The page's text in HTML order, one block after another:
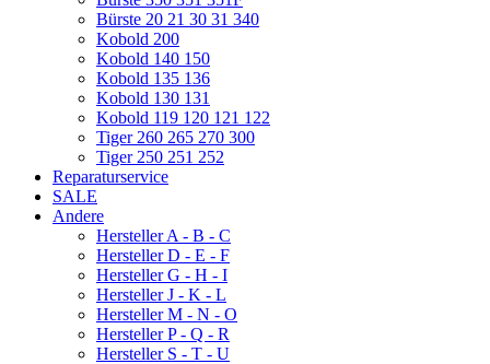
Bürste 20 21 30 31 340
Kobold 200
Kobold 140 150
Kobold 135 136
Kobold 130 131
Kobold 119 120 121 122
Tiger 260 265 270 300
Tiger 250 251 252
Reparaturservice
SALE
Andere
Hersteller A - B - C
Hersteller D - E - F
Hersteller G - H - I
Hersteller J - K - L
Hersteller M - N - O
Hersteller P - Q - R
Hersteller S - T - U